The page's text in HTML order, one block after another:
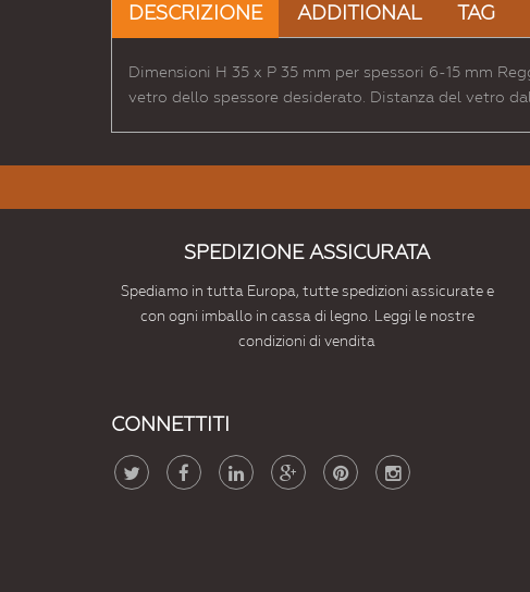
DESCRIZIONE ADDITIONAL TAG
Dimensioni H 35 x P 35 mm per spessori 6-15 mm
vetro dello spessore desiderato. Distanza del vetro
SPEDIZIONE ASSICURATA
Spediamo in tutta Europa, tutte spedizioni assicurate e
con ogni imballo in cassa di legno. Leggi le nostre
condizioni di vendita
CONNETTITI